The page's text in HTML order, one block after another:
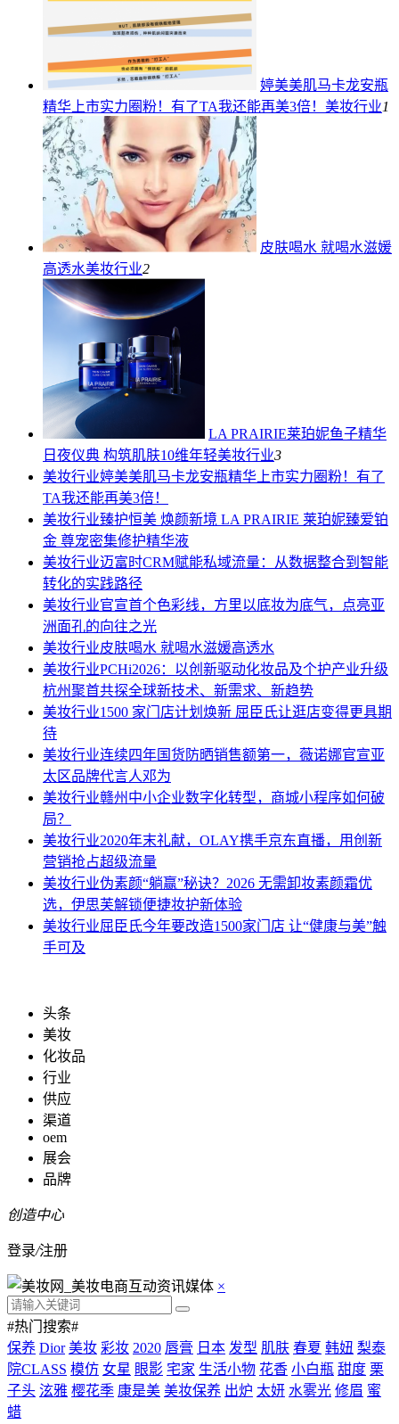
婷美美肌马卡龙安瓶
精华上市实力圈粉！有了TA我还能再美3倍！ 美妆行业1
皮肤喝水 就喝水滋媛
高透水美妆行业2
LA PRAIRIE莱珀妮鱼子精华
日夜仪典 构筑肌肤10维年轻美妆行业3
美妆行业婷美美肌马卡龙安瓶精华上市实力圈粉！有了
TA我还能再美3倍！
美妆行业臻护恒美 焕颜新境 LA PRAIRIE 莱珀妮臻爱铂
金 尊宠密集修护精华液
美妆行业迈富时CRM赋能私域流量：从数据整合到智能
转化的实践路径
美妆行业官宣首个色彩线，方里以底妆为底气，点亮亚
洲面孔的向往之光
美妆行业皮肤喝水 就喝水滋媛高透水
美妆行业PCHi2026：以创新驱动化妆品及个护产业升级
杭州聚首共探全球新技术、新需求、新趋势
美妆行业1500 家门店计划焕新 屈臣氏让逛店变得更具期
待
美妆行业连续四年国货防晒销售额第一，薇诺娜官宣亚
太区品牌代言人邓为
美妆行业赣州中小企业数字化转型，商城小程序如何破
局？
美妆行业2020年末礼献，OLAY携手京东直播，用创新
营销抢占超级流量
美妆行业伪素颜“躺赢”秘诀？2026 无需卸妆素颜霜优
选，伊思芙解锁便捷妆护新体验
美妆行业屈臣氏今年要改造1500家门店 让“健康与美”触
手可及
头条
美妆
化妆品
行业
供应
渠道
oem
展会
品牌
创造中心
登录/注册
×
#热门搜索#
保养 Dior 美妆 彩妆 2020 唇膏 日本 发型 肌肤 春夏 韩妞 梨泰
院CLASS 模仿 女星 眼影 宅家 生活小物 花香 小白瓶 甜度 栗
子头 泫雅 樱花季 康是美 美妆保养 出炉 太妍 水雾光 修眉 蜜
蜡